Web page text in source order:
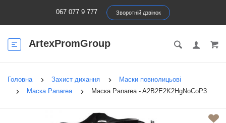
067 077 9 777 Зворотній дзвінок
ArtexPromGroup
Головна Захист дихання
Маски повнолицьові
Маска Panarea
Маска Panarea - A2B2E2K2HgNoCoР3